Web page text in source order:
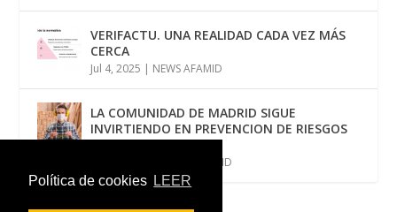
Política de cookies LEER
VERIFACTU. UNA REALIDAD CADA VEZ MÁS
CERCA
Jul 4, 2025 | NEWS AFAMID
LA COMUNIDAD DE MADRID SIGUE
INVIRTIENDO EN PREVENCION DE RIESGOS
LABORALES
NEWS AFAMID